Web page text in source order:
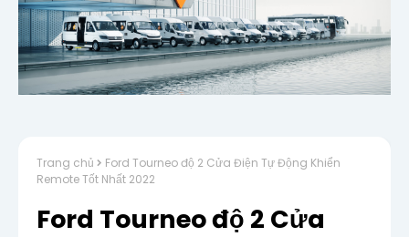
Trang chủ
Ford Tourneo độ 2 Cửa Điện Tự Động Khiển
Remote Tốt Nhất 2022
Ford Tourneo độ 2 Cửa